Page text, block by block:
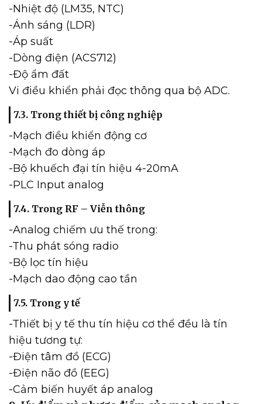
-Nhiệt độ (LM35, NTC)
-Ánh sáng (LDR)
-Áp suất
-Dòng điện (ACS712)
-Độ ẩm đất
Vi điều khiển phải đọc thông qua bộ ADC.
7.3. Trong thiết bị công nghiệp
-Mạch điều khiển động cơ
-Mạch đo dòng áp
-Bộ khuếch đại tín hiệu 4-20mA
-PLC Input analog
7.4. Trong RF – Viễn thông
-Analog chiếm ưu thế trong:
-Thu phát sóng radio
-Bộ lọc tín hiệu
-Mạch dao động cao tần
7.5. Trong y tế
-Thiết bị y tế thu tín hiệu cơ thể đều là tín
hiệu tương tự:
-Điện tâm đồ (ECG)
-Điện não đồ (EEG)
-Cảm biến huyết áp analog